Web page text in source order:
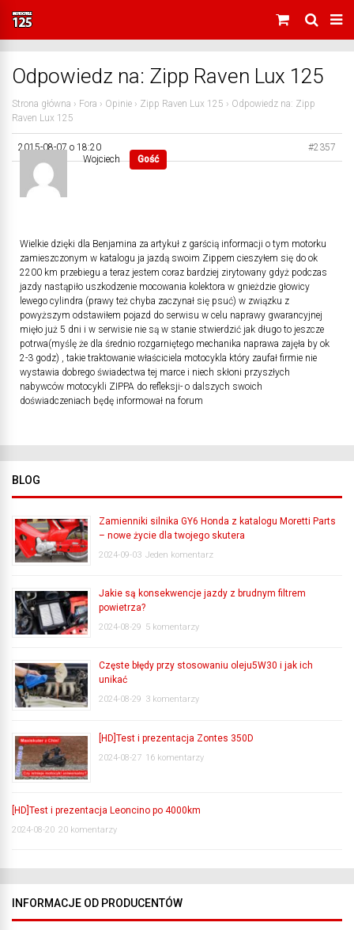
Odpowiedz na: Zipp Raven Lux 125
Strona główna › Fora › Opinie › Zipp Raven Lux 125 › Odpowiedz na: Zipp
Raven Lux 125
2015-08-07 o 18:20
#2357
Wojciech
Gość
Wielkie dzięki dla Benjamina za artykuł z garścią informacji o tym motorku
zamieszczonym w katalogu ja jazdą swoim Zippem cieszyłem się do ok
2200 km przebiegu a teraz jestem coraz bardziej zirytowany gdyż podczas
jazdy nastąpiło uszkodzenie mocowania kolektora w gnieżdzie głowicy
lewego cylindra (prawy też chyba zaczynał się psuć) w związku z
powyższym odstawiłem pojazd do serwisu w celu naprawy gwarancyjnej
mięło już 5 dni i w serwisie nie są w stanie stwierdzić jak długo to jeszcze
potrwa(myślę że dla średnio rozgarniętego mechanika naprawa zajęła by ok
2-3 godz) , takie traktowanie właściciela motocykla który zaufał firmie nie
wystawia dobrego świadectwa tej marce i niech skłoni przyszłych
nabywców motocykli ZIPPA do refleksji- o dalszych swoich
doświadczeniach będę informował na forum
BLOG
Zamienniki silnika GY6 Honda z katalogu Moretti Parts
– nowe życie dla twojego skutera
2024-09-03 Jeden komentarz
Jakie są konsekwencje jazdy z brudnym filtrem
powietrza?
2024-08-29 5 komentarzy
Częste błędy przy stosowaniu oleju5W30 i jak ich
unikać
2024-08-29 3 komentarzy
[HD]Test i prezentacja Zontes 350D
2024-08-27 16 komentarzy
[HD]Test i prezentacja Leoncino po 4000km
2024-08-20 20 komentarzy
INFORMACJE OD PRODUCENTÓW